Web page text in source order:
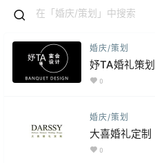
婚庆/策划
妤TA婚礼策划
0
婚庆/策划
大喜婚礼定制
0